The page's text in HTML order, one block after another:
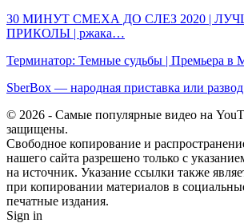
30 МИНУТ СМЕХА ДО СЛЕЗ 2020 |
ПРИКОЛЫ | ржака…
Терминатор: Темные судьбы | Премьера в
SberBox — народная приставка или
© 2026 - Самые популярные видео на
защищены.
Свободное копирование и
нашего сайта разрешено только с
на источник. Указание ссылки также
при копировании материалов в
печатные издания.
Sign in